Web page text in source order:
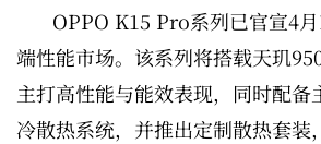
OPPO K15 Pro系列已官宣4
端性能市场。该系列将搭载天玑
主打高性能与能效表现，同时配备
冷散热系统，并推出定制散热套装